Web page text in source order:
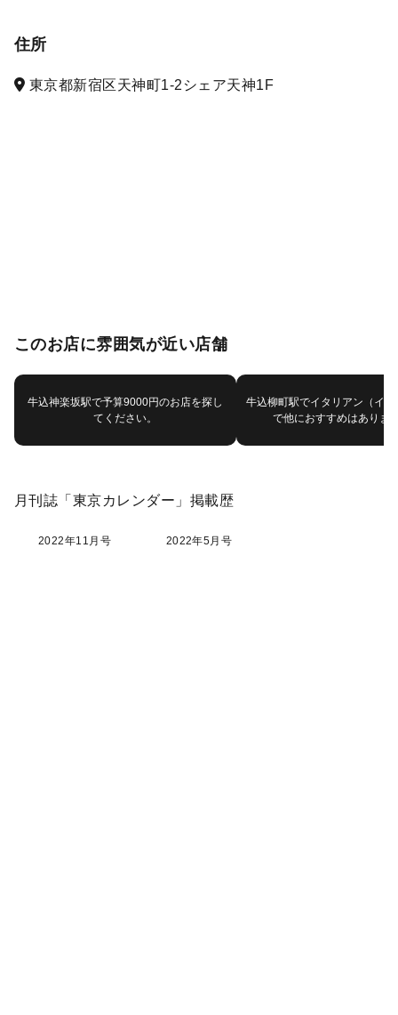
住所
東京都新宿区天神町1-2シェア天神1F
このお店に雰囲気が近い店舗
牛込神楽坂駅で予算9000円のお店を探し
てください。
牛込柳町駅でイタリアン（イ
で他におすすめはありま
月刊誌「東京カレンダー」掲載歴
2022年11月号 2022年5月号